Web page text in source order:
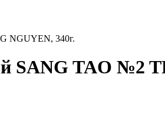
NGUYEN, 340г.
SANG TAO №2